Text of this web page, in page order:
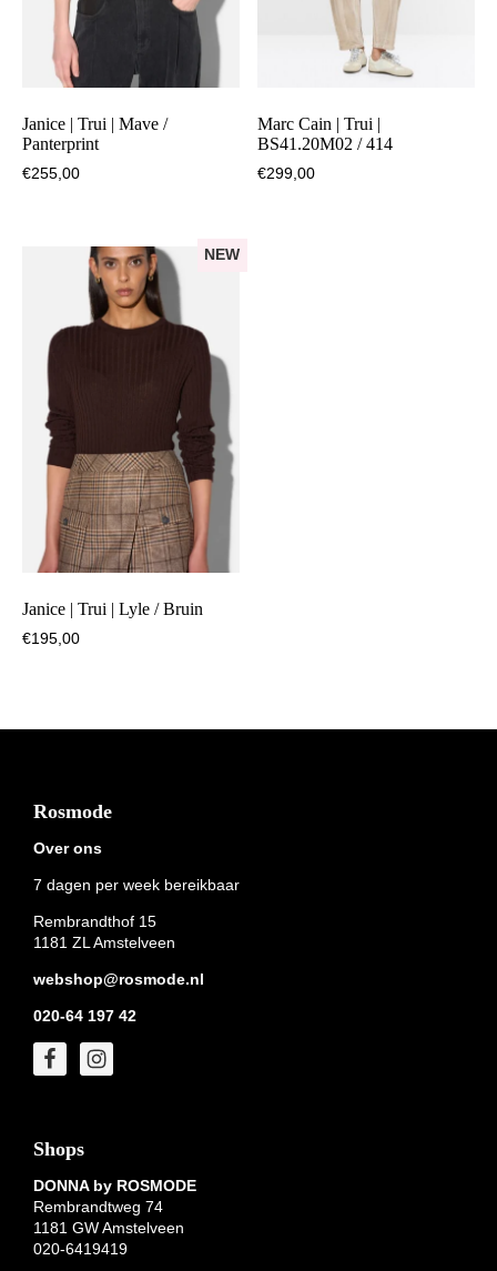
Janice | Trui | Mave /
Panterprint
€255,00
Marc Cain | Trui |
BS41.20M02 / 414
€299,00
NEW
Janice | Trui | Lyle / Bruin
€195,00
Footer
Rosmode
Over ons
7 dagen per week bereikbaar
Rembrandthof 15
1181 ZL Amstelveen
webshop@rosmode.nl
020-64 197 42
Shops
DONNA by ROSMODE
Rembrandtweg 74
1181 GW Amstelveen
020-6419419